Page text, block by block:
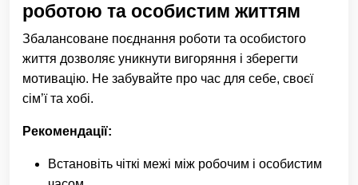
роботою та особистим життям
Збалансоване поєднання роботи та особистого
життя дозволяє уникнути вигоряння і зберегти
мотивацію. Не забувайте про час для себе, своєї
сім’ї та хобі.
Рекомендації:
Встановіть чіткі межі між робочим і особистим